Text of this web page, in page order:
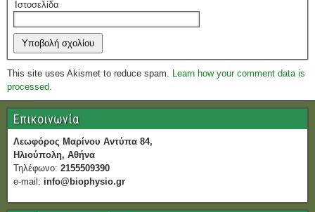
Ιστοσελίδα
This site uses Akismet to reduce spam.
Learn how your comment data is
processed.
Επικοινωνία
Λεωφόρος Μαρίνου Αντύπα 84,
Ηλιούπολη, Αθήνα
Τηλέφωνο: 2155509390
e-mail: info@biophysio.gr